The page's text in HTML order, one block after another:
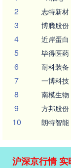
2 志特新材
3 博腾股份
4 近岸蛋白
5 毕得医药
6 耐科装备
7 一博科技
8 南模生物
9 方邦股份
10 朗特智能
沪深京行情 实